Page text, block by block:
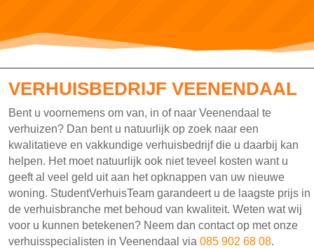
VERHUISBEDRIJF VEENENDAAL
Bent u voornemens om van, in of naar Veenendaal te
verhuizen? Dan bent u natuurlijk op zoek naar een
kwalitatieve en vakkundige verhuisbedrijf die u daarbij kan
helpen. Het moet natuurlijk ook niet teveel kosten want u
geeft al veel geld uit aan het opknappen van uw nieuwe
woning. StudentVerhuisTeam garandeert u de laagste prijs in
de verhuisbranche met behoud van kwaliteit. Weten wat wij
voor u kunnen betekenen? Neem dan contact op met onze
verhuisspecialisten in Veenendaal via 085 902 68 08.